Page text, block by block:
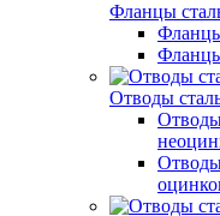
Фланцы
Отводы